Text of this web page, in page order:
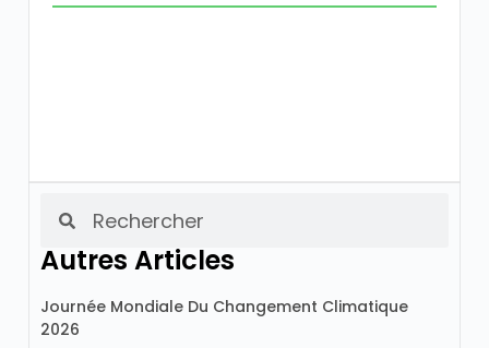
Autres Articles
Journée Mondiale Du Changement Climatique
2026